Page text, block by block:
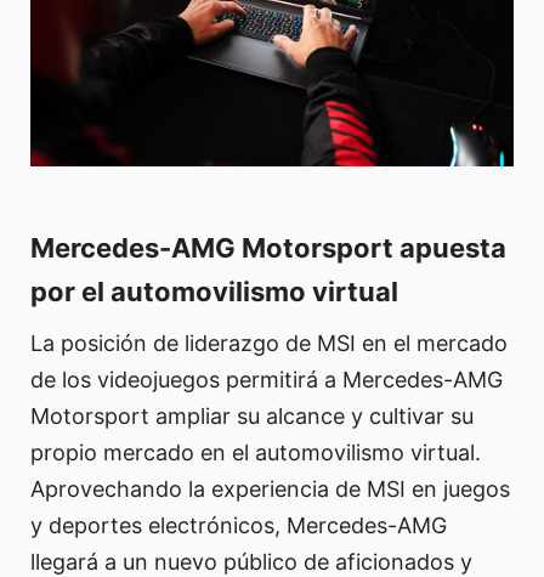
Mercedes-AMG Motorsport apuesta
por el automovilismo virtual
La posición de liderazgo de MSI en el mercado
de los videojuegos permitirá a Mercedes-AMG
Motorsport ampliar su alcance y cultivar su
propio mercado en el automovilismo virtual.
Aprovechando la experiencia de MSI en juegos
y deportes electrónicos, Mercedes-AMG
llegará a un nuevo público de aficionados y